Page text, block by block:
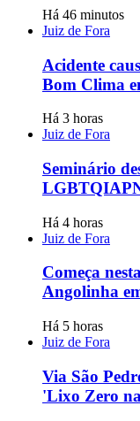
Há 46 minutos
Juiz de Fora
Acidente
Bom Clima
Há 3 horas
Juiz de Fora
Seminário
Há 4 horas
Juiz de Fora
Começa
Angolinha
Há 5 horas
Juiz de Fora
Via São
'Lixo Zero